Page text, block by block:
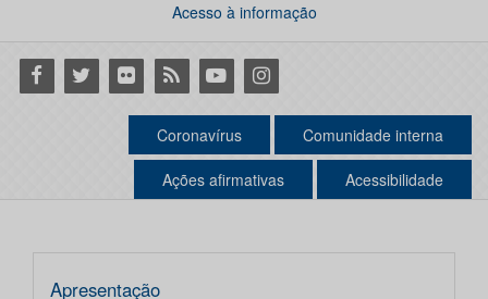
Acesso à informação
Facebook
Twitter Flickr RSS YoutubeInstagram
Coronavírus Comunidade interna
Ações afirmativas Acessibilidade
Apresentação